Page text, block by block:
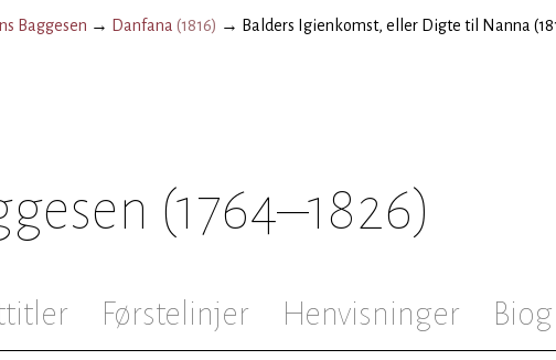
Baggesen → Danfana (1816) → Balders Igienkomst, eller Digte til Nanna
(1764–1826)
Førstelinjer Henvisninger